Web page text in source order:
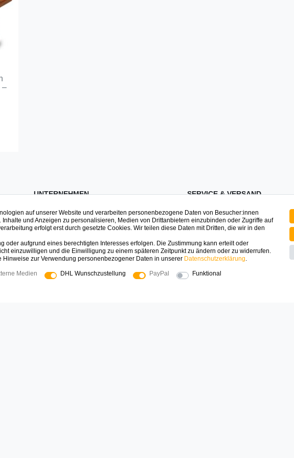
–
UNTERNEHMEN
Impressum
Datenschutz
AGB
Widerrufsrecht
Kontakt
SERVICE & VERSAND
Zahlung & Versand
Registrieren
Mein Konto
Warenkorb
FAQ
auf unserer Website und verarbeiten personenbezogene Daten von Besucher:innen
Inhalte und Anzeigen zu personalisieren, Medien von Drittanbietern einzubinden oder Zugriffe auf
erfolgt erst durch gesetzte Cookies. Wir teilen diese Daten mit Dritten, die wir in den
oder aufgrund eines berechtigten Interesses erfolgen. Die Zustimmung kann erteilt oder
einzuwilligen und die Einwilligung zu einem späteren Zeitpunkt zu ändern oder zu widerrufen.
Hinweise zur Verwendung personenbezogener Daten in unserer Daten­schutz­erklärung.
Medien DHL Wunschzustellung PayPal
Funktional